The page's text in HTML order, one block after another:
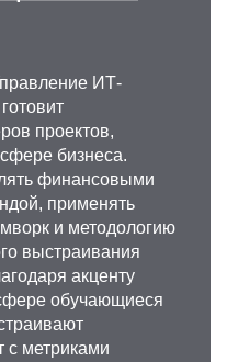
ИТ-
проектов,
бизнеса.
финансовыми
применять
и методологию
выстраивания
акценту
обучающиеся
с метриками